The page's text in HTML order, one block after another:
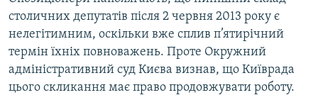
столичних депутатів після 2 червня 2013 року є
нелегітимним, оскільки вже сплив п’ятирічний
термін їхніх повноважень. Проте Окружний
адміністративний суд Києва визнав, що Київрада
цього скликання має право продовжувати роботу.